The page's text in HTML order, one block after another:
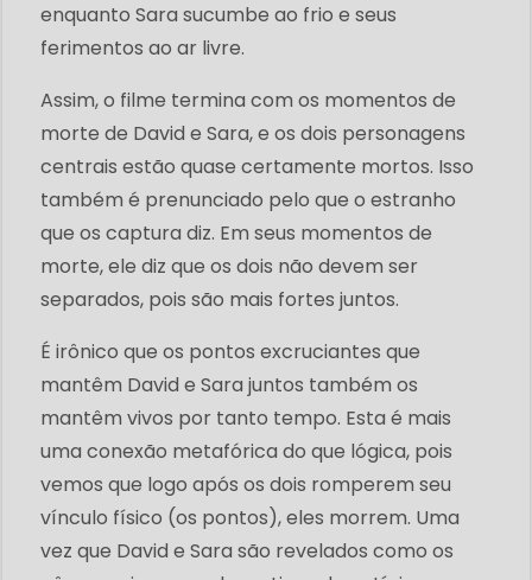
enquanto Sara sucumbe ao frio e seus
ferimentos ao ar livre.
Assim, o filme termina com os momentos de
morte de David e Sara, e os dois personagens
centrais estão quase certamente mortos. Isso
também é prenunciado pelo que o estranho
que os captura diz. Em seus momentos de
morte, ele diz que os dois não devem ser
separados, pois são mais fortes juntos.
É irônico que os pontos excruciantes que
mantêm David e Sara juntos também os
mantêm vivos por tanto tempo. Esta é mais
uma conexão metafórica do que lógica, pois
vemos que logo após os dois romperem seu
vínculo físico (os pontos), eles morrem. Uma
vez que David e Sara são revelados como os